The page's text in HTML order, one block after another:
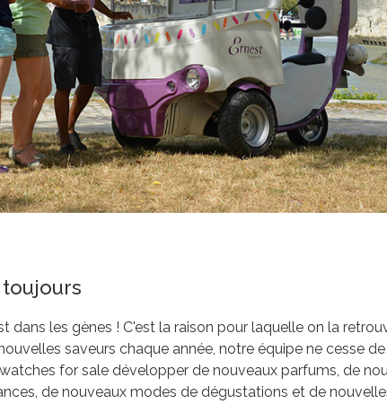
dans les gènes ! C'est la raison pour laquelle on la
saveurs chaque année, notre équipe ne cesse
for sale développer de nouveaux parfums, de
de nouveaux modes de dégustations et de